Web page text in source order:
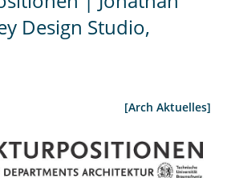
Design Studio,
[Arch Aktuelles]